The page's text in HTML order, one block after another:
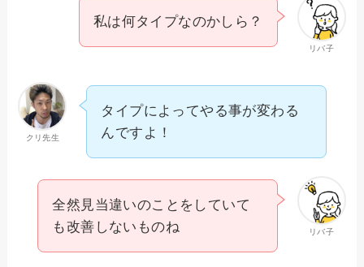
リバ子
私は何タイプなのかしら？
クリ先生
タイプによってやる事が変わる
んですよ！
リバ子
全然見当違いのことをしていて
も改善しないものね